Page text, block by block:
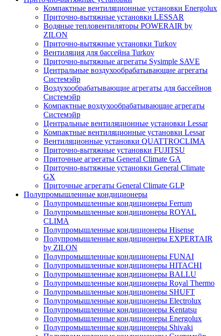
Компактные вентиляционные установки Energolux
Приточно-вытяжные установки LESSAR
Водяные тепловентиляторы POWERAIR by
ZILON
Приточно-вытяжные установки Turkov
Вентиляция для бассейна Turkov
Приточно-вытяжные агрегаты Sysimple SAVE
Центральные воздухообрабатывающие агрегаты
Системэйр
Воздухообрабатывающие агрегаты для бассейнов
Системэйр
Компактные воздухообрабатывающие агрегаты
Системэйр
Центральные вентиляционные установки Lessar
Компактные вентиляционные установки Lessar
Вентиляционные установки QUATTROCLIMA
Приточно-вытяжные установки FUJITSU
Приточные агрегаты General Climate GA
Приточно-вытяжные установки General Climate
GX
Приточные агрегаты General Climate GLP
Полупромышленные кондиционеры
Полупромышленные кондиционеры Ferrum
Полупромышленные кондиционеры ROYAL
CLIMA
Полупромышленные кондиционеры Hisense
Полупромышленные кондиционеры EXPERTAIR
by ZILON
Полупромышленные кондиционеры FUNAI
Полупромышленные кондиционеры HITACHI
Полупромышленные кондиционеры BALLU
Полупромышленные кондиционеры Royal Thermo
Полупромышленные кондиционеры SHUFT
Полупромышленные кондиционеры Electrolux
Полупромышленные кондиционеры Kentatsu
Полупромышленные кондиционеры Energolux
Полупромышленные кондиционеры Shivaki